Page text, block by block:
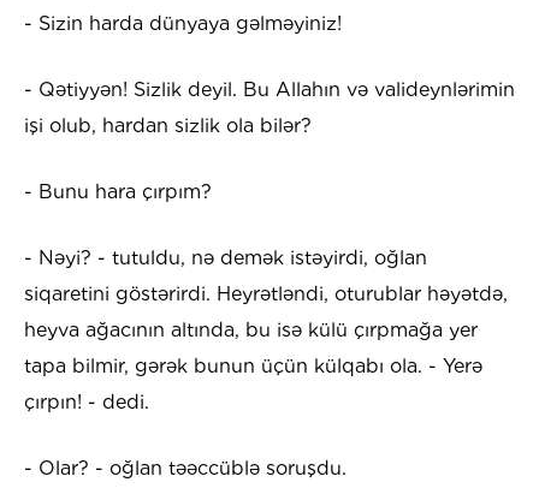
- Sizin harda dünyaya gəlməyiniz!
- Qətiyyən! Sizlik deyil. Bu Allahın və valideynlərimin
işi olub, hardan sizlik ola bilər?
- Bunu hara çırpım?
- Nəyi? - tutuldu, nə demək istəyirdi, oğlan
siqaretini göstərirdi. Heyrətləndi, oturublar həyətdə,
heyva ağacının altında, bu isə külü çırpmağa yer
tapa bilmir, gərək bunun üçün külqabı ola. - Yerə
çırpın! - dedi.
- Olar? - oğlan təəccüblə soruşdu.